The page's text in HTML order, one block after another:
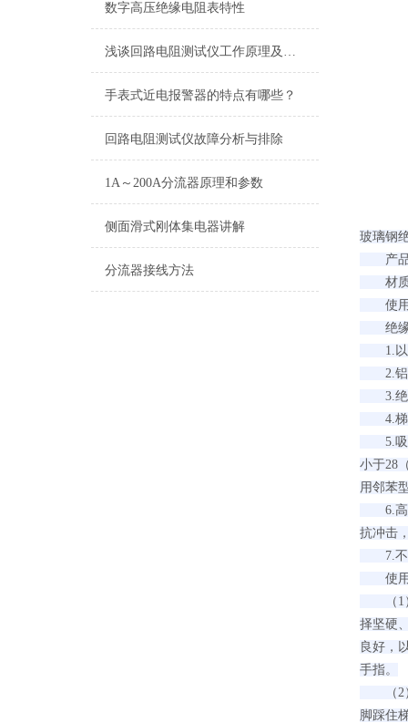
数字高压绝缘电阻表特性
浅谈回路电阻测试仪工作原理及标准
手表式近电报警器的特点有哪些？
回路电阻测试仪故障分析与排除
1A～200A分流器原理和参数
侧面滑式刚体集电器讲解
分流器接线方法
玻璃钢
产品
材质
使用
绝缘
1.以玻
2.铝合
3.绝缘
4.梯撑
5.吸水
小于28
用邻苯
6.高强
抗冲击
7.不
使用
（1）
择坚硬
良好，
手指。
（2）
脚踩住